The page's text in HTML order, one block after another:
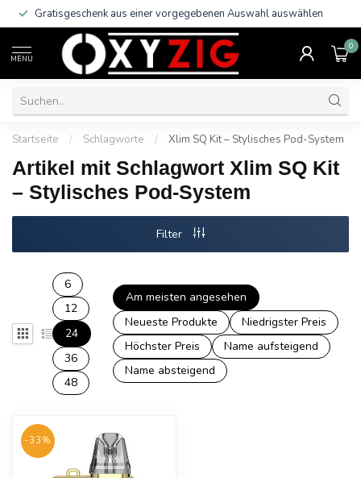
Gratisgeschenk aus einer vorgegebenen Auswahl auswählen
MENU
0
Startseite / Schlagworte / Xlim SQ Kit – Stylisches Pod-System
Artikel mit Schlagwort Xlim SQ Kit
– Stylisches Pod-System
Filter
6
12
24
36
48
Am meisten angesehen
Neueste Produkte
Niedrigster Preis
Höchster Preis
Name aufsteigend
Name absteigend
-33%